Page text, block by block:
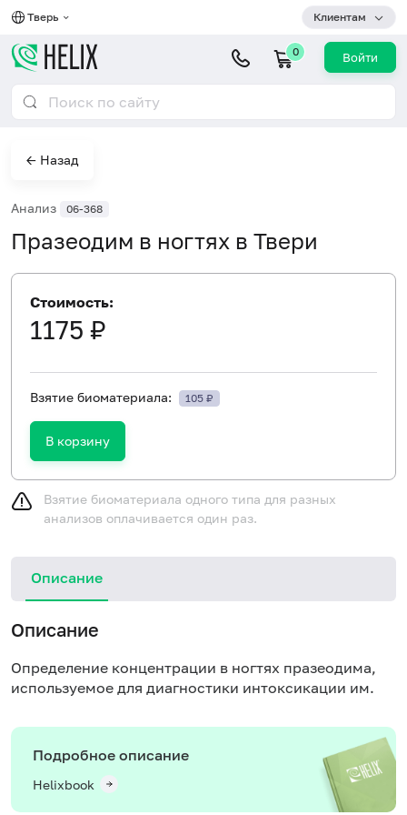
Тверь Клиентам
0 Войти
← Назад
Анализ 06-368
Празеодим в ногтях в Твери
Стоимость:
1175 ₽
Взятие биоматериала: 105 ₽
В корзину
Взятие биоматериала одного типа для разных
анализов оплачивается один раз.
Описание
Описание
Определение концентрации в ногтях празеодима,
используемое для диагностики интоксикации им.
Подробное описание
Helixbook